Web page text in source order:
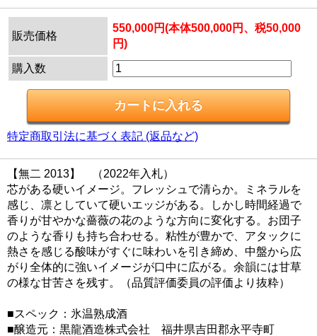
販売価格
550,000円(本体500,000円、税50,000
円)
購入数
特定商取引法に基づく表記 (返品など)
【無二 2013】 （2022年入札）
芯がある硬いイメージ。フレッシュで清らか。ミネラルを
感じ、凛としていて硬いエッジがある。しかし時間経過で
香りが甘やかな薔薇の花のような方向に変化する。お団子
のような香りも持ち合わせる。粘性が豊かで、アタックに
熱さを感じる酸味がすぐに味わいを引き締め、中盤から広
がり全体的に強いイメージが口中に広がる。余韻には甘草
の様な甘苦さを残す。（品質評価委員の評価より抜粋）
■スペック：氷温熟成酒
■醸造元：黒龍酒造株式会社 福井県吉田郡永平寺町